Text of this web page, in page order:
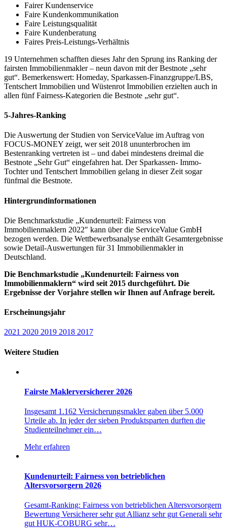
Fairer Kundenservice
Faire Kundenkommunikation
Faire Leistungsqualität
Faire Kundenberatung
Faires Preis-Leistungs-Verhältnis
19 Unternehmen schafften dieses Jahr den Sprung ins Ranking der
fairsten Immobilienmakler – neun davon mit der Bestnote „sehr
gut“. Bemerkenswert: Homeday, Sparkassen-Finanzgruppe/LBS,
Tentschert Immobilien und Wüstenrot Immobilien erzielten auch in
allen fünf Fairness-Kategorien die Bestnote „sehr gut“.
5-Jahres-Ranking
Die Auswertung der Studien von ServiceValue im Auftrag von
FOCUS-MONEY zeigt, wer seit 2018 ununterbrochen im
Bestenranking vertreten ist – und dabei mindestens dreimal die
Bestnote „Sehr Gut“ eingefahren hat. Der Sparkassen- Immo-
Tochter und Tentschert Immobilien gelang in dieser Zeit sogar
fünfmal die Bestnote.
Hintergrundinformationen
Die Benchmarkstudie „Kundenurteil: Fairness von
Immobilienmaklern 2022″ kann über die ServiceValue GmbH
bezogen werden. Die Wettbewerbsanalyse enthält Gesamtergebnisse
sowie Detail-Auswertungen für 31 Immobilienmakler in
Deutschland.
Die Benchmarkstudie „Kundenurteil: Fairness von
Immobilienmaklern“ wird seit 2015 durchgeführt. Die
Ergebnisse der Vorjahre stellen wir Ihnen auf Anfrage bereit.
Erscheinungsjahr
2021 2020 2019 2018 2017
Weitere Studien
Fairste Maklerversicherer 2026
Insgesamt 1.162 Versicherungsmakler gaben über 5.000
Urteile ab. In jeder der sieben Produktsparten durften die
Studienteilnehmer ein…
Mehr erfahren
Kundenurteil: Fairness von betrieblichen
Altersvorsorgern 2026
Gesamt-Ranking: Fairness von betrieblichen Altersvorsorgern
Bewertung Versicherer sehr gut Allianz sehr gut Generali sehr
gut HUK-COBURG sehr…